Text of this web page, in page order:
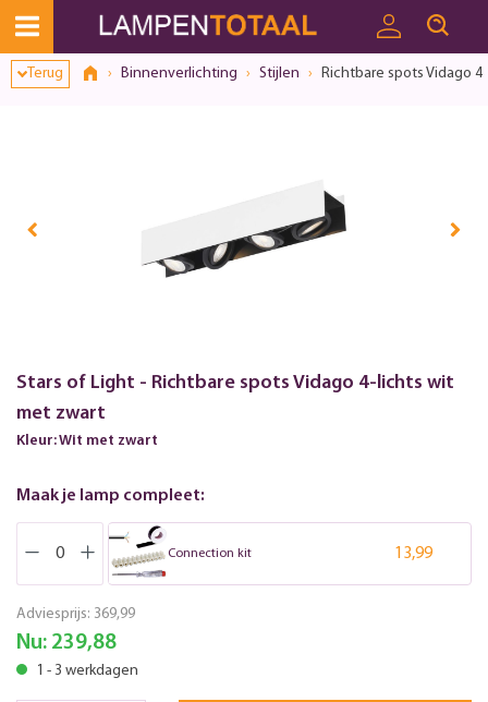
Terug Binnenverlichting Stijlen Richtbare spots Vidago
Stars of Light - Richtbare spots Vidago 4-lichts wit
met zwart
Kleur: Wit met zwart
Maak je lamp compleet:
Connection kit 13,99
Adviesprijs: 369,99
Nu: 239,88
1 - 3 werkdagen